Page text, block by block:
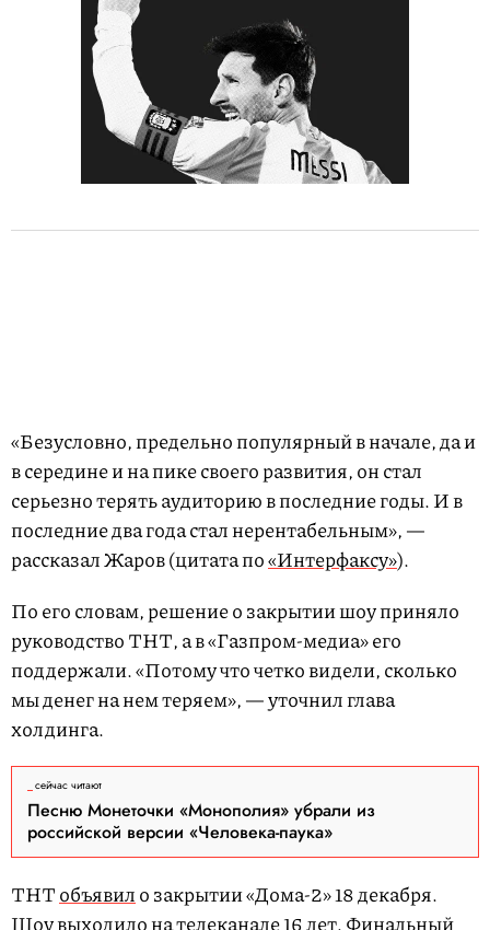
«Безусловно, предельно популярный в начале, да и
в середине и на пике своего развития, он стал
серьезно терять аудиторию в последние годы. И в
последние два года стал нерентабельным», —
рассказал Жаров (цитата по«Интерфаксу»).
По его словам, решение о закрытии шоу приняло
руководство ТНТ, а в «Газпром-медиа» его
поддержали. «Потому что четко видели, сколько
мы денег на нем теряем», — уточнил глава
холдинга.
сейчас читают
Песню Монеточки «Монополия» убрали из
российской версии «Человека-паука»
ТНТобъявило закрытии «Дома-2» 18 декабря.
Шоу выходило на телеканале 16 лет. Финальный